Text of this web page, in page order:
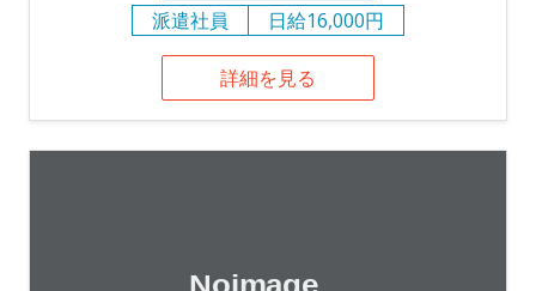
派遣社員
日給16,000円
詳細を見る